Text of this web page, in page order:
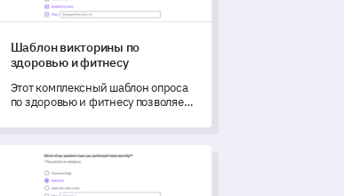
Шаблон викторины по
здоровью и фитнесу
Этот комплексный шаблон опроса
по здоровью и фитнесу позволяет
поведении и привычках ваших
области здоровья.
Шаблон политического опроса